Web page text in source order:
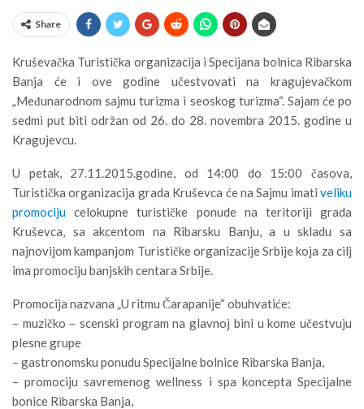
Share
Kruševačka Turistička organizacija i Specijana bolnica Ribarska
Banja će i ove godine učestvovati na kragujevačkom
„Međunarodnom sajmu turizma i seoskog turizma“. Sajam će po
sedmi put biti održan od 26. do 28. novembra 2015. godine u
Kragujevcu.
U petak, 27.11.2015.godine, od 14:00 do 15:00 časova,
Turistička organizacija grada Kruševca će na Sajmu imati veliku
promociju celokupne turističke ponude na teritoriji grada
Kruševca, sa akcentom na Ribarsku Banju, a u skladu sa
najnovijom kampanjom Turističke organizacije Srbije koja za cilj
ima promociju banjskih centara Srbije.
Promocija nazvana „U ritmu Čarapanije“ obuhvatiće:
– muzičko – scenski program na glavnoj bini u kome učestvuju
plesne grupe
– gastronomsku ponudu Specijalne bolnice Ribarska Banja,
– promociju savremenog wellness i spa koncepta Specijalne
bonice Ribarska Banja,